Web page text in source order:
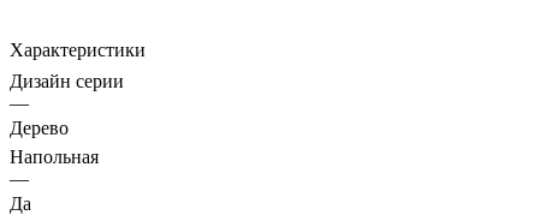
Характеристики
Дизайн серии
—
Дерево
Напольная
—
Да